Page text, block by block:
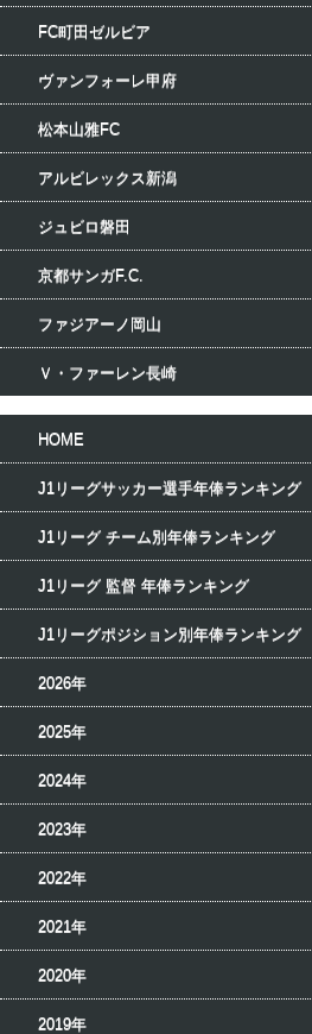
FC町田ゼルビア
ヴァンフォーレ甲府
松本山雅FC
アルビレックス新潟
ジュビロ磐田
京都サンガF.C.
ファジアーノ岡山
Ｖ・ファーレン長崎
HOME
J1リーグサッカー選手年俸ランキング
J1リーグ チーム別年俸ランキング
J1リーグ 監督 年俸ランキング
J1リーグポジション別年俸ランキング
2026年
2025年
2024年
2023年
2022年
2021年
2020年
2019年